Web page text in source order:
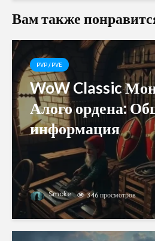
Вам также
PVP / PVE
WoW Classic
Алого ордена:
информация
Smoke 346 просмотров